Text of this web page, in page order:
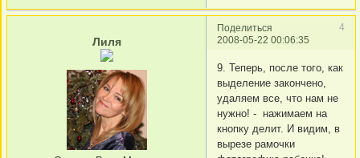
Поделиться
4
2008-05-22 00:06:35
Лиля
9. Теперь, после того, как
выделение закончено,
удаляем все, что нам не
нужно! - нажимаем на
кнопку делит. И видим, в
вырезе рамочки